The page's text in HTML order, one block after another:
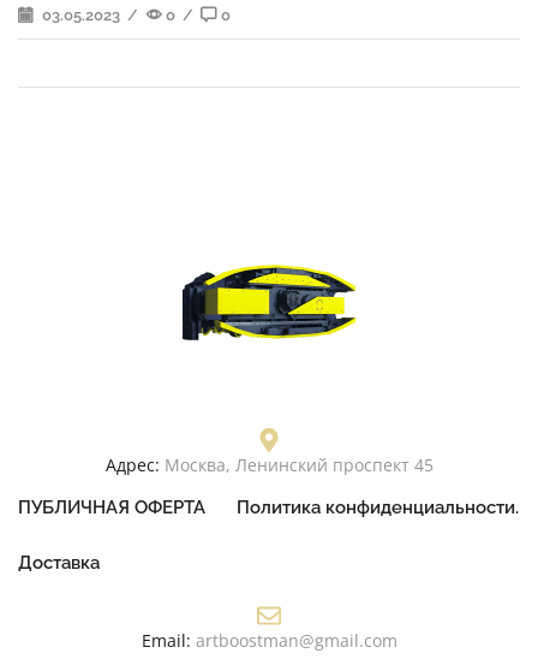
03.05.2023 / 0 / 0
Адрес: Москва, Ленинский проспект 45
ПУБЛИЧНАЯ ОФЕРТА Политика конфиденциальности.
Доставка
Email: artboostman@gmail.com